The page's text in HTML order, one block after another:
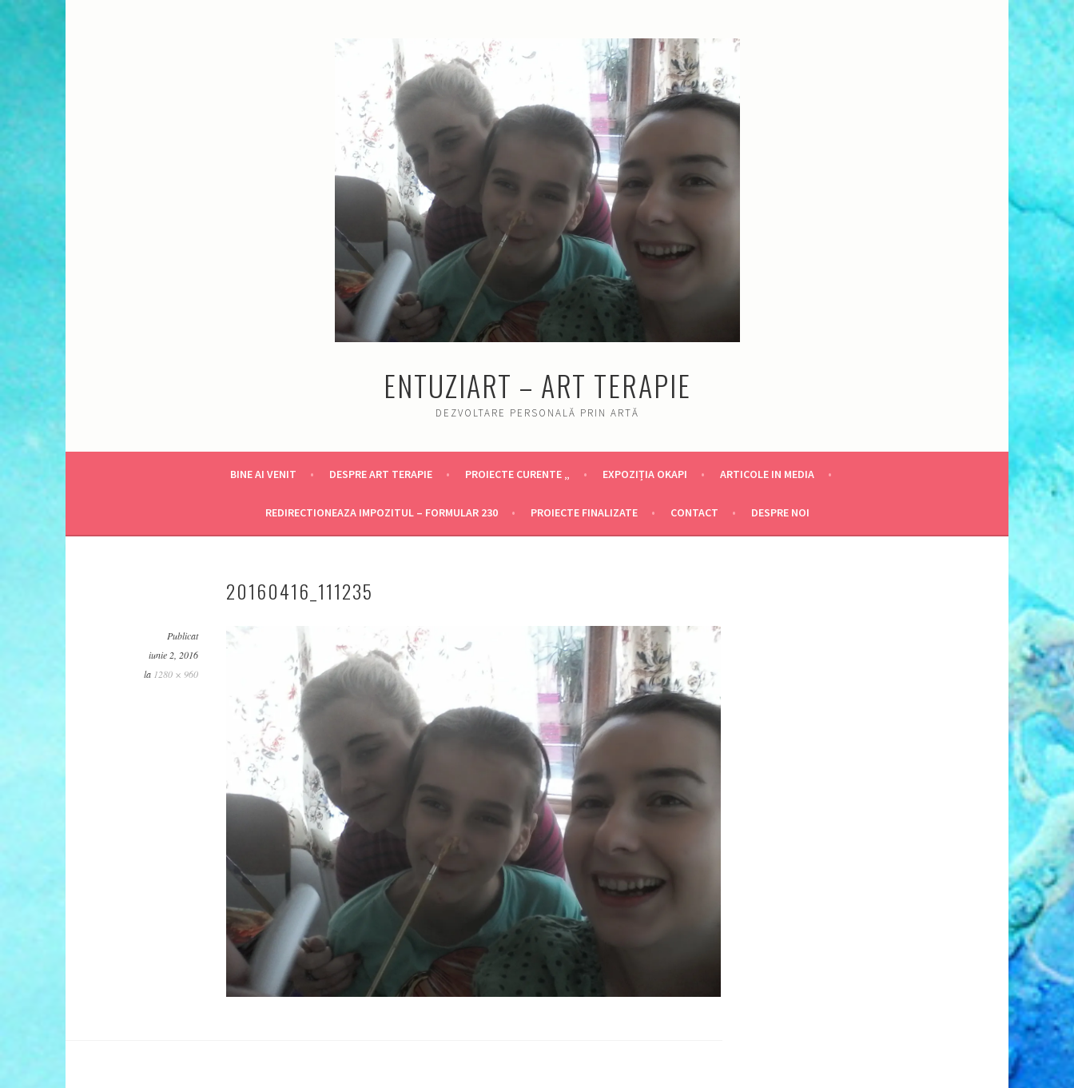
ENTUZIART – ART TERAPIE
DEZVOLTARE PERSONALĂ PRIN ARTĂ
BINE AI VENIT DESPRE ART TERAPIE PROIECTE CURENTE „ EXPOZIȚIA OKAPI ARTICOLE IN MEDIA
REDIRECTIONEAZA IMPOZITUL – FORMULAR 230 PROIECTE FINALIZATE CONTACT DESPRE NOI
20160416_111235
Publicat
iunie 2, 2016
la 1280 × 960